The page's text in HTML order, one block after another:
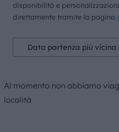
disponibilità e
direttamente tramite la pagina
Al momento non abbiamo
località